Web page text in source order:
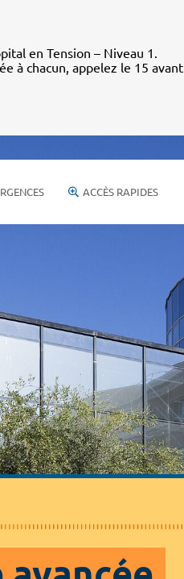
en Tension – Niveau 1.
à chacun, appelez le 15 avant
ACCÈS RAPIDES